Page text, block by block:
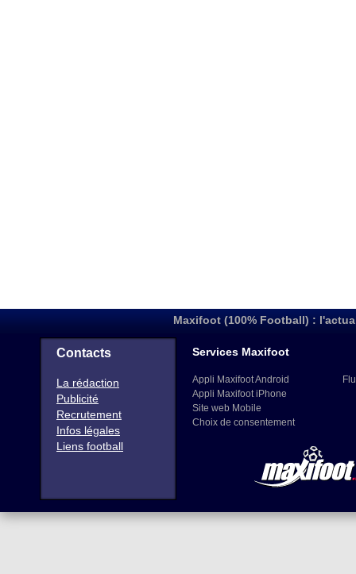
Maxifoot (100% Football) :
Contacts
La rédaction
Publicité
Recrutement
Infos légales
Liens football
Services Maxifoot
Appli Maxifoot Android
Appli Maxifoot iPhone
Site web Mobile
Choix de consentement